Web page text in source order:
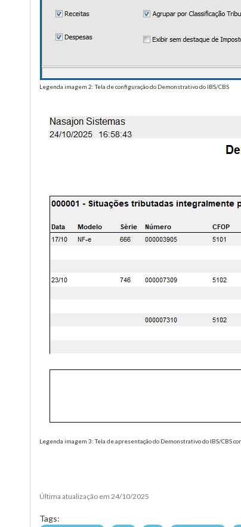
Legenda imagem 2: Tela de configuração do Demonstrativo do IBS/CBS
Legenda imagem 3: Tela de apresentação do Demonstrativo do IBS/CBS
Última atualização em 24/10/2025
Tags: